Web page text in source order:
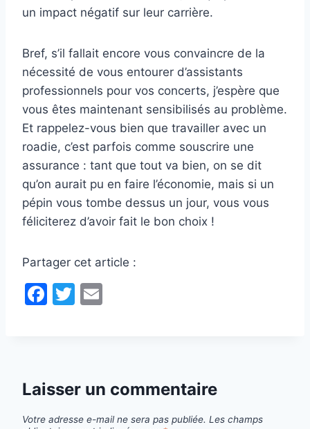
un impact négatif sur leur carrière.
Bref, s’il fallait encore vous convaincre de la
nécessité de vous entourer d’assistants
professionnels pour vos concerts, j’espère que
vous êtes maintenant sensibilisés au problème.
Et rappelez-vous bien que travailler avec un
roadie, c’est parfois comme souscrire une
assurance : tant que tout va bien, on se dit
qu’on aurait pu en faire l’économie, mais si un
pépin vous tombe dessus un jour, vous vous
féliciterez d’avoir fait le bon choix !
Partager cet article :
F
b
o
T
Laisser un commentaire
Votre adresse e-mail ne sera pas publiée. Les champs